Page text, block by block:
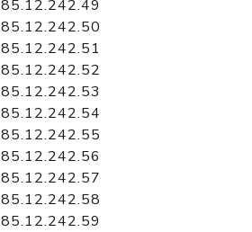
85.12.242.49
85.12.242.50
85.12.242.51
85.12.242.52
85.12.242.53
85.12.242.54
85.12.242.55
85.12.242.56
85.12.242.57
85.12.242.58
85.12.242.59